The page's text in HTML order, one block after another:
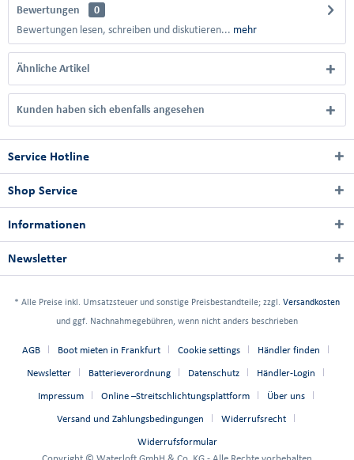
Bewertungen
0
Bewertungen lesen, schreiben und diskutieren... mehr
Ähnliche Artikel
Kunden haben sich ebenfalls angesehen
Service Hotline
Shop Service
Informationen
Newsletter
* Alle Preise inkl. Umsatzsteuer und sonstige Preisbestandteile; zzgl. Versandkosten
und ggf. Nachnahmegebühren, wenn nicht anders beschrieben
AGB Boot mieten in Frankfurt Cookie settings Händler finden
Newsletter Batterieverordnung Datenschutz Händler-Login
Impressum Online –Streitschlichtungsplattform Über uns
Versand und Zahlungsbedingungen Widerrufsrecht
Widerrufsformular